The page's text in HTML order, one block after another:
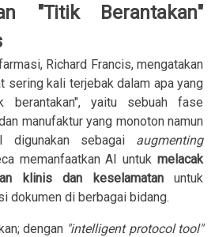
"Titik Berantakan"
Richard Francis, mengatakan
sering kali terjebak dalam apa yang
berantakan", yaitu sebuah fase
manufaktur yang monoton namun
sebagai augmenting
memanfaatkan AI untuk melacak
klinis dan keselamatanuntuk
dokumen di berbagai bidang.
dengan "intelligent protocol tool"